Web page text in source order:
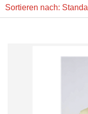
Sortieren nach: